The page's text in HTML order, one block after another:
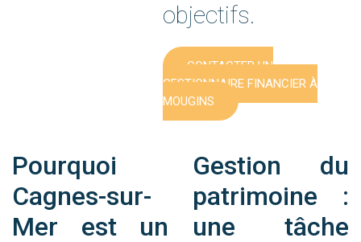
objectifs.
CONTACTER UN
GESTIONNAIRE FINANCIER À
MOUGINS
Pourquoi
Cagnes-sur-
Mer est un
Gestion du
patrimoine :
une tâche